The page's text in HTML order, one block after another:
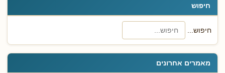
חיפוש
חיפוש...
מאמרים אחרונים